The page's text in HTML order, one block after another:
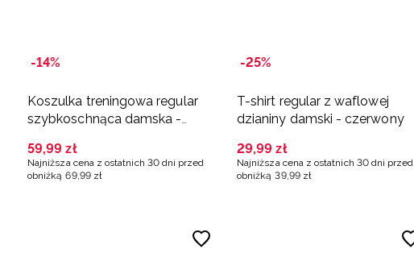
-14%
Koszulka treningowa regular
szybkoschnąca damska -
59,99 zł
Najniższa cena z ostatnich 30 dni przed
obniżką 69,99 zł
-25%
T-shirt regular z waflowej
dzianiny damski - czerwony
29,99 zł
Najniższa cena z ostatnich 30 dni przed
obniżką 39,99 zł